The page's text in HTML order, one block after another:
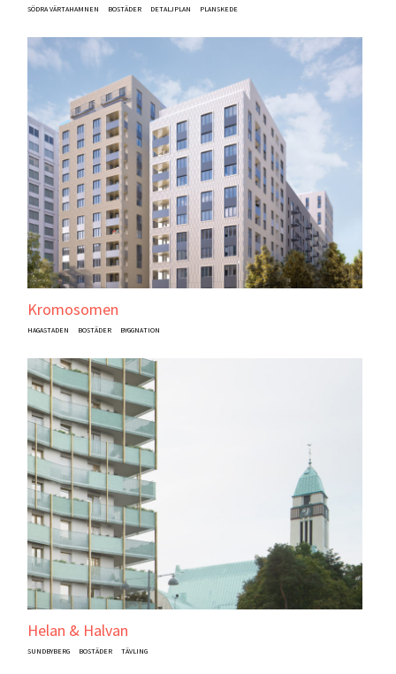
SÖDRA VÄRTAHAMNEN BOSTÄDER DETALJPLAN PLANSKEDE
Kromosomen
HAGASTADEN BOSTÄDER BYGGNATION
Helan & Halvan
SUNDBYBERG BOSTÄDER TÄVLING